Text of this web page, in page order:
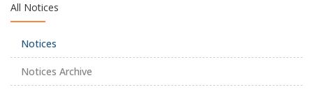
All Notices
Notices
Notices Archive